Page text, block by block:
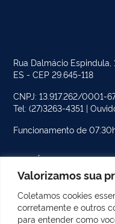
Valorizamos sua
Coletamos cookies
corretamente e outros
para entender como
Rua Dalmácio
ES - CEP 29.645-118
CNPJ: 13.917.262/0001-
Tel: (27)3263-4351 |
Funcionamento de
PÁGINAS DO SITE
POSTS RECENTES